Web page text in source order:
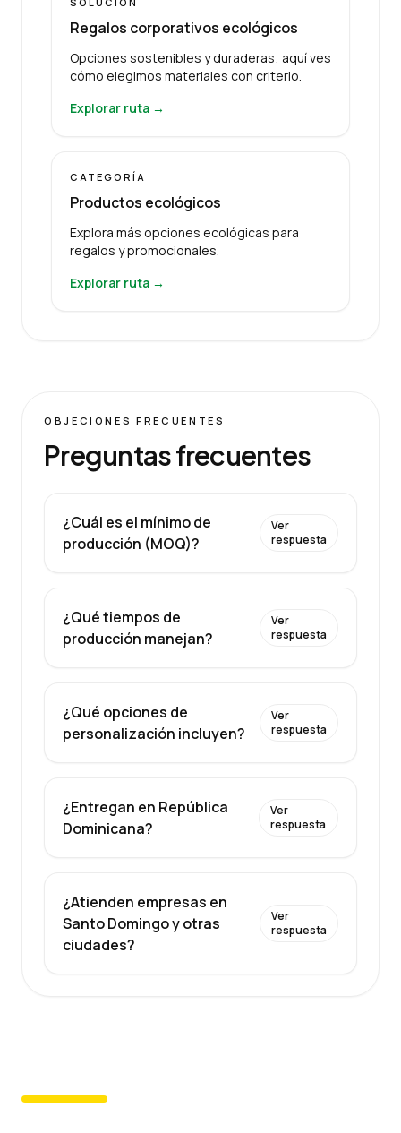
Regalos corporativos ecológicos
Opciones sostenibles y duraderas; aquí ves
cómo elegimos materiales con criterio.
Explorar ruta →
CATEGORÍA
Productos ecológicos
Explora más opciones ecológicas para
regalos y promocionales.
Explorar ruta →
OBJECIONES FRECUENTES
Preguntas frecuentes
¿Cuál es el mínimo de
producción (MOQ)?
Ver
respuesta
¿Qué tiempos de
producción manejan?
Ver
respuesta
¿Qué opciones de
personalización incluyen?
Ver
respuesta
¿Entregan en República
Dominicana?
Ver
respuesta
¿Atienden empresas en
Santo Domingo y otras
ciudades?
Ver
respuesta